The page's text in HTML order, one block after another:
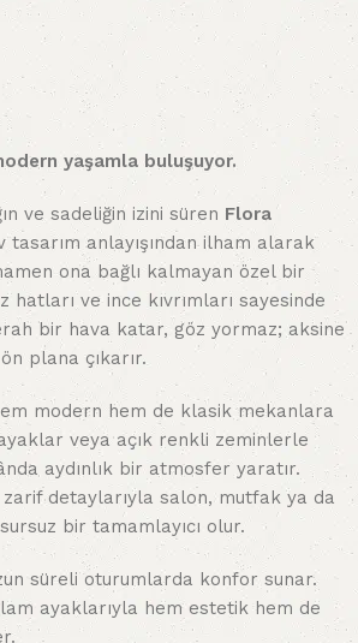
yaşamla buluşuyor.
ve sadeliğin izini süren Flora
tasarım anlayışından ilham alarak
ona bağlı kalmayan özel bir
hatları ve ince kıvrımları sayesinde
bir hava katar, göz yormaz; aksine
plana çıkarır.
modern hem de klasik mekanlara
veya açık renkli zeminlerle
aydınlık bir atmosfer yaratır.
detaylarıyla salon, mutfak ya da
bir tamamlayıcı olur.
süreli oturumlarda konfor sunar.
ayaklarıyla hem estetik hem de